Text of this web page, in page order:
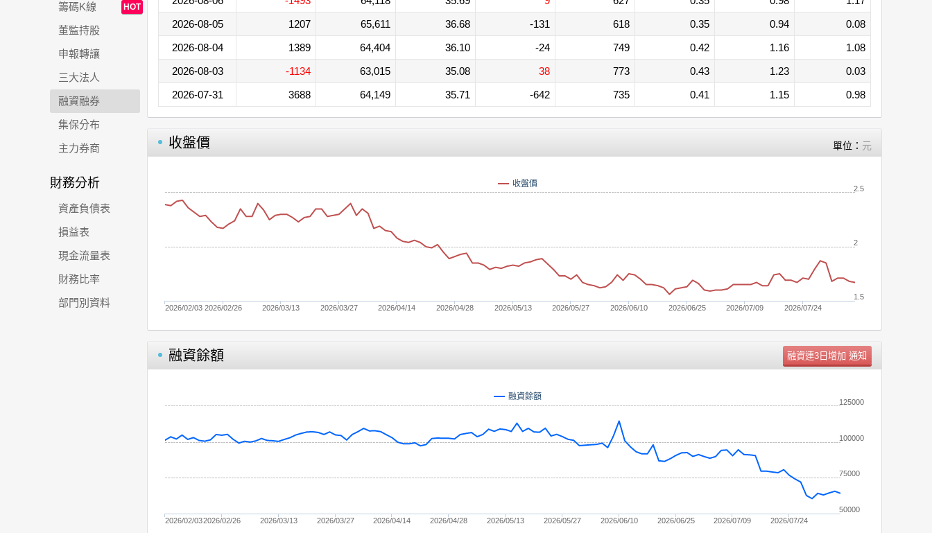
籌碼K線 HOT
董監持股
申報轉讓
三大法人
融資融券
集保分布
主力券商
財務分析
資產負債表
損益表
現金流量表
財務比率
部門別資料
2026-08-05
1207 65,611 36.68 -131 618 0.35 0.94
0.08
2026-08-04
1389 64,404 36.10 -24 749 0.42 1.16
1.08
2026-08-03
-1134 63,015 35.08 38 773 0.43 1.23
0.03
2026-07-31
3688 64,149 35.71 -642 735 0.41 1.15 0.98
收盤價 單位： 元
收盤價
2026/02/03 2026/02/26 2026/03/13 2026/03/27 2026/04/14 2026/04/28 2026/05/13 2026/05/27 2026/06/10 2026/06/25 2026/07/09 2026/07/24
1.5
2
2.5
融資餘額 單位：張
融資餘額
2026/02/032026/02/26 2026/03/13 2026/03/27 2026/04/14 2026/04/28 2026/05/13 2026/05/27 2026/06/10 2026/06/25 2026/07/09 2026/07/24
100000
50000
75000
125000